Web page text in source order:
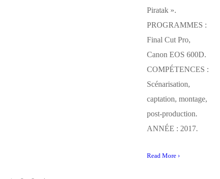
Piratak ».
PROGRAMMES :
Final Cut Pro,
Canon EOS 600D.
COMPÉTENCES :
Scénarisation,
captation, montage,
post-production.
ANNÉE : 2017.
Read More ›